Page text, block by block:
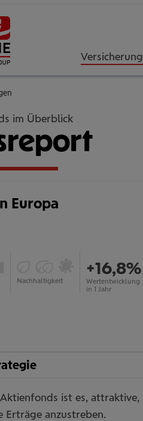
im Überblick
Europa
Nachhaltigkeit
(Art.Investments
Umweltzeichen:
nein
Wertentwicklung
in 1 Jahr
+16,8%
ist es, attraktive,
Erträge anzustreben.